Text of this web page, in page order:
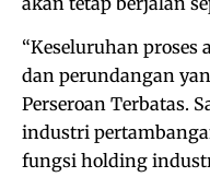
“Keseluruhan
dan perundangan
Perseroan Terbatas.
industri
fungsi holding